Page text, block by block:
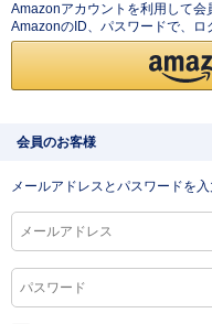
Amazonアカウントを利用して会
AmazonのID、パスワードで、ロ
会員のお客様
メールアドレスとパスワードを